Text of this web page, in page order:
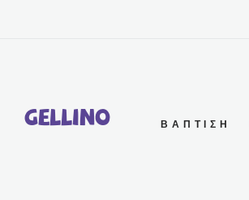
ΒΆΠΤΙΣΗ
Gellino